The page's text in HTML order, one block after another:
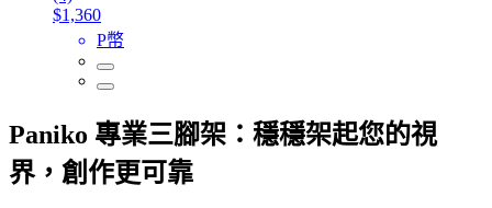
$1,360
P幣
Paniko 專業三腳架：穩穩架起您的視
界，創作更可靠